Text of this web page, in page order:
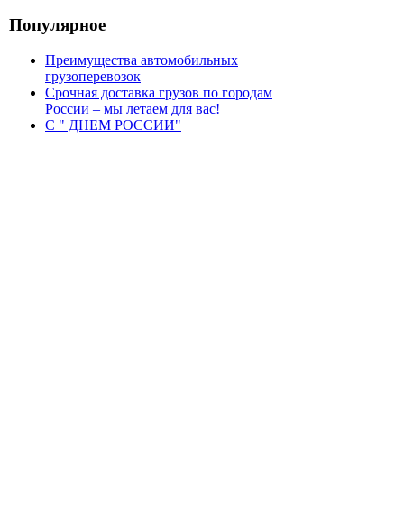
Популярное
Преимущества автомобильных
грузоперевозок
Срочная доставка грузов по городам
России – мы летаем для вас!
С " ДНЕМ РОССИИ"